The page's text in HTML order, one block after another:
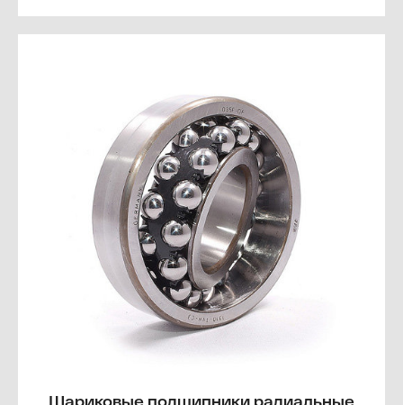
Шариковые подшипники радиальные